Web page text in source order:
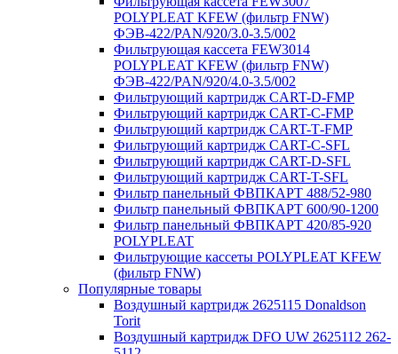
POLYPLEAT KFEW (фильтр FNW)
ФЭВ-422/PAN/920/3.0-3.5/002
Фильтрующая кассета FEW3014
POLYPLEAT KFEW (фильтр FNW)
ФЭВ-422/PAN/920/4.0-3.5/002
Фильтрующий картридж CART-D-FMP
Фильтрующий картридж CART-С-FMP
Фильтрующий картридж CART-Т-FMP
Фильтрующий картридж CART-C-SFL
Фильтрующий картридж CART-D-SFL
Фильтрующий картридж CART-T-SFL
Фильтр панельный ФВПКАРТ 488/52-980
Фильтр панельный ФВПКАРТ 600/90-1200
Фильтр панельный ФВПКАРТ 420/85-920
POLYPLEAT
Фильтрующие кассеты POLYPLEAT KFEW
(фильтр FNW)
Популярные товары
Воздушный картридж 2625115 Donaldson
Torit
Воздушный картридж DFO UW 2625112 262-